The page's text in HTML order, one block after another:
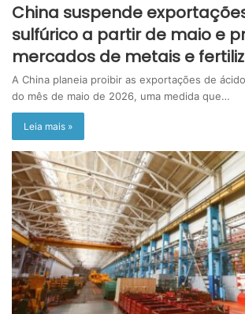
China suspende
sulfúrico a partir de maio e
mercados de metais e
A China planeia proibir as exportações de
do mês de maio de 2026, uma medida que…
Leia mais »